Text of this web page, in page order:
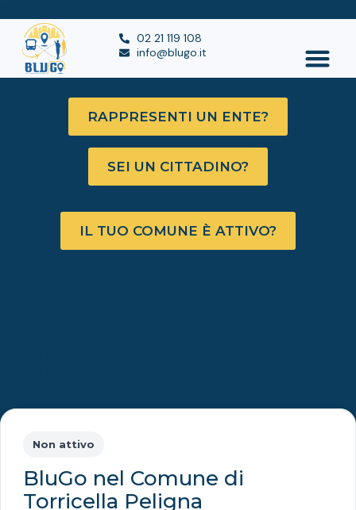
02 21 119 108
info@blugo.it
RAPPRESENTI UN ENTE?
SEI UN CITTADINO?
IL TUO COMUNE È ATTIVO?
Non attivo
BluGo nel Comune di
Torricella Peligna